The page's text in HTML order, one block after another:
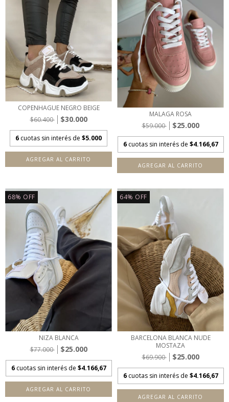
COPENHAGUE NEGRO BEIGE
$60.400
$30.000
6 cuotas sin interés de $5.000
AGREGAR AL CARRITO
MALAGA ROSA
$59.000
$25.000
6 cuotas sin interés de $4.166,67
AGREGAR AL CARRITO
68% OFF
NIZA BLANCA
$77.000
$25.000
6 cuotas sin interés de $4.166,67
AGREGAR AL CARRITO
64% OFF
BARCELONA BLANCA NUDE
MOSTAZA
$69.900
$25.000
6 cuotas sin interés de $4.166,67
AGREGAR AL CARRITO